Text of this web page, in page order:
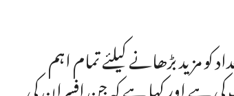
کو مزید بڑھانے کیلئے تمام اہم
کی ہے اور کہا ہے کہ جن افسران کی